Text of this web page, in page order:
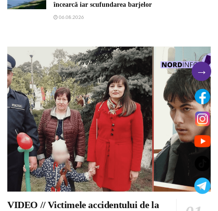
încearcă iar scufundarea barjelor
06.08.2026
VIDEO // Victimele accidentului de la
→